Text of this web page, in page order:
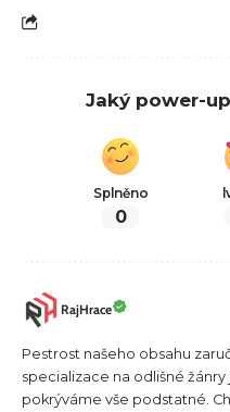
Jaký power-
Splněno
0
RajHrace
Pestrost našeho obsahu
specializace na odlišné žánry
pokrýváme vše podstatné.